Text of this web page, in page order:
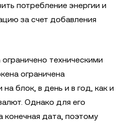
потребление энергии и
за счет добавления
техническими
ограничена
блок, в день и в год, как и
Однако для его
конечная дата, поэтому